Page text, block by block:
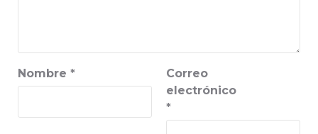
Nombre *
Correo
electrónico
*